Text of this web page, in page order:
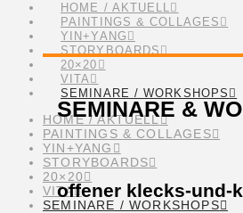
HOME / AKTUELL
PAINTINGS & COLLAGES
YIN+YANG
STORYBOARDS
20×20
VITA
SEMINARE / WORKSHOPS
HOME / AKTUELL
PAINTINGS & COLLAGES
YIN+YANG
STORYBOARDS
20×20
VITA
SEMINARE / WORKSHOPS
SEMINARE &
offener klecks-und-